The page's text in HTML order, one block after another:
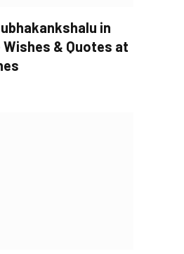
in
Wishes & Quotes at